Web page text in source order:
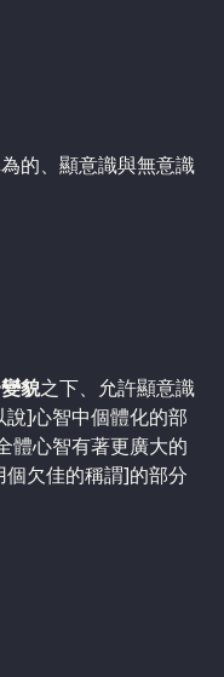
的、顯意識與無意識
貌之下、允許顯意識
]心智中個體化的部
體心智有著更廣大的
欠佳的稱謂]的部分